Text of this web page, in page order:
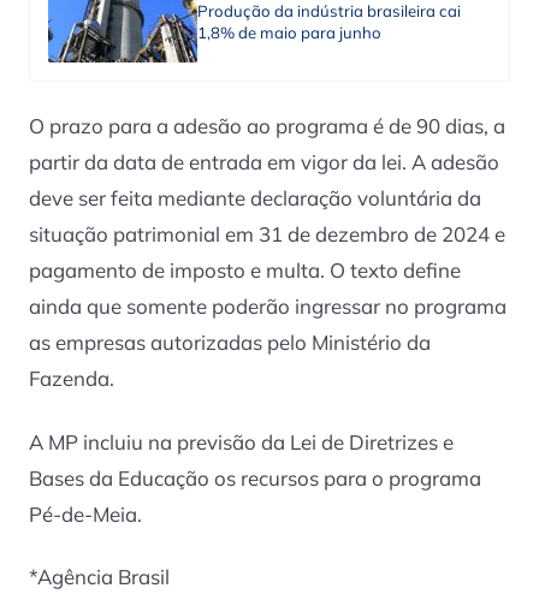
Produção da indústria brasileira cai
1,8% de maio para junho
O prazo para a adesão ao programa é de 90 dias, a
partir da data de entrada em vigor da lei. A adesão
deve ser feita mediante declaração voluntária da
situação patrimonial em 31 de dezembro de 2024 e
pagamento de imposto e multa. O texto define
ainda que somente poderão ingressar no programa
as empresas autorizadas pelo Ministério da
Fazenda.
A MP incluiu na previsão da Lei de Diretrizes e
Bases da Educação os recursos para o programa
Pé-de-Meia.
*Agência Brasil